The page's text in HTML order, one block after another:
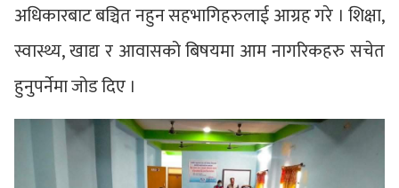
अधिकारबाट बञ्चित नहुन सहभागिहरुलाई आग्रह गरे । शिक्षा,
स्वास्थ्य, खाद्य र आवासको बिषयमा आम नागरिकहरु सचेत
हुनुपर्नेमा जोड दिए ।